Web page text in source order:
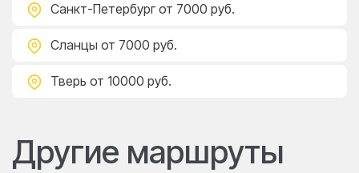
Санкт-Петербург от 7000 руб.
Сланцы от 7000 руб.
Тверь от 10000 руб.
Другие маршруты